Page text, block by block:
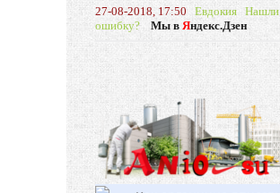
27-08-2018, 17:50 Евдокия Нашли
ошибку?
Мы в Яндекс.Дзен